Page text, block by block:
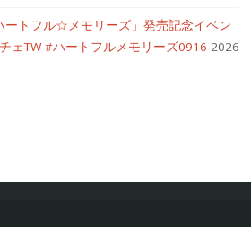
トフル☆メモリーズ」発売記念イベン
ェTW #ハートフルメモリーズ0916 2026